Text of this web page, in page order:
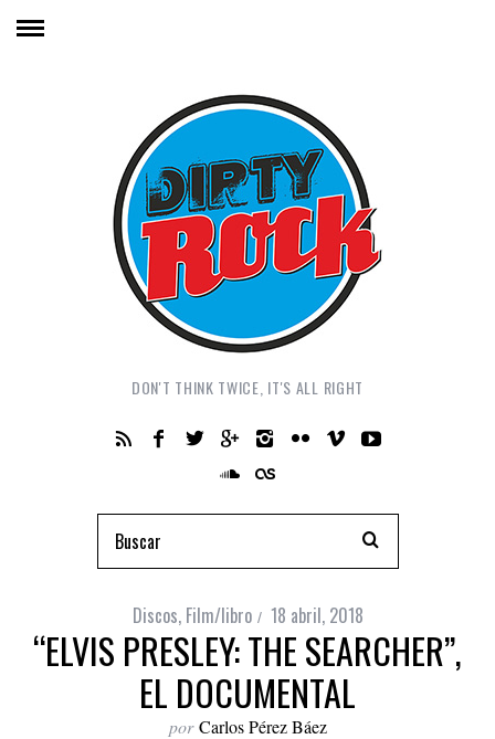
DON'T THINK TWICE, IT'S ALL RIGHT
Discos, Film/libro 18 abril, 2018
“ELVIS PRESLEY: THE SEARCHER”,
EL DOCUMENTAL
por Carlos Pérez Báez